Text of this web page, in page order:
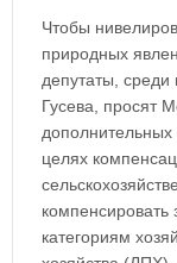
Чтобы
природных
депутаты,
Гусева, просят
целях
категориям